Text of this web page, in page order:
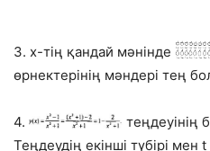
3. х-тің қандай мәнінде
өрнектерінің мәндері тең
4.
теңдеуінің
Теңдеудің екінші түбірі